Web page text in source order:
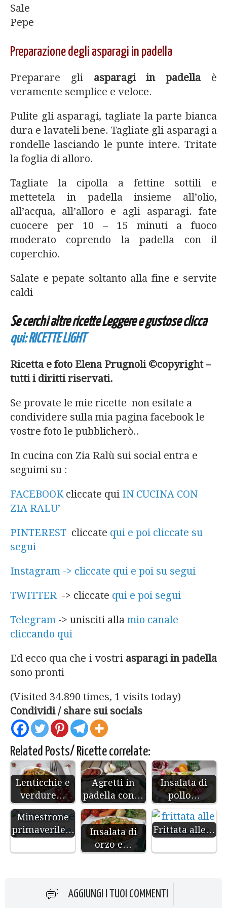
Sale
Pepe
Preparazione degli asparagi in padella
Preparare gli asparagi in padella è
veramente semplice e veloce.
Pulite gli asparagi, tagliate la parte bianca
dura e lavateli bene. Tagliate gli asparagi a
rondelle lasciando le punte intere. Tritate
la foglia di alloro.
Tagliate la cipolla a fettine sottili e
mettetela in padella insieme all’olio,
all’acqua, all’alloro e agli asparagi. fate
cuocere per 10 – 15 minuti a fuoco
moderato coprendo la padella con il
coperchio.
Salate e pepate soltanto alla fine e servite
caldi
Se cerchi altre ricette Leggere e gustose clicca
qui: RICETTE LIGHT
Ricetta e foto Elena Prugnoli ©copyright –
tutti i diritti riservati.
Se provate le mie ricette non esitate a
condividere sulla mia pagina facebook le
vostre foto le pubblicherò..
In cucina con Zia Ralù sui social entra e
seguimi su :
FACEBOOK cliccate qui IN CUCINA CON
ZIA RALU’
PINTEREST cliccate qui e poi cliccate su
segui
Instagram -> cliccate qui e poi su segui
TWITTER -> cliccate qui e poi segui
Telegram -> unisciti alla mio canale
cliccando qui
Ed ecco qua che i vostri asparagi in padella
sono pronti
(Visited 34.890 times, 1 visits today)
Condividi / share sui socials
Related Posts/ Ricette correlate:
Lenticchie e
verdure…
Agretti in
padella con…
Insalata di
pollo…
Minestrone
primaverile…
Insalata di
orzo e…
Frittata alle…
AGGIUNGI I TUOI COMMENTI